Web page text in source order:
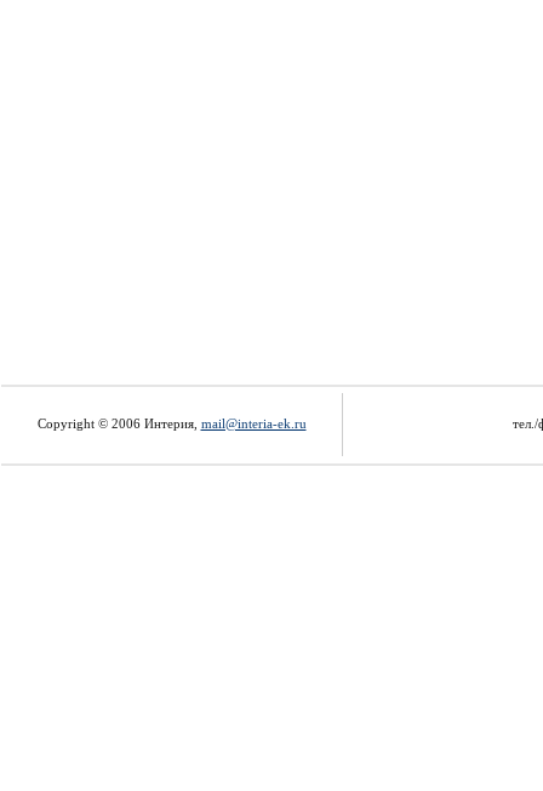
Copyright © 2006 Интерия, mail@interia-ek.ru